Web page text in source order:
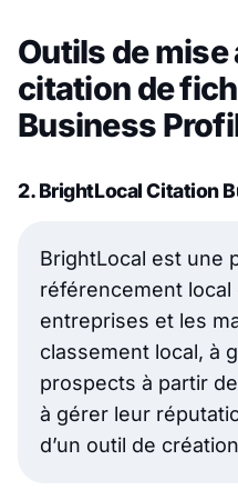
Outils de mise
citation de
Business
2. BrightLocal Citation
BrightLocal est une
référencement local
entreprises et les
classement local, à
prospects à partir
à gérer leur
d’un outil de